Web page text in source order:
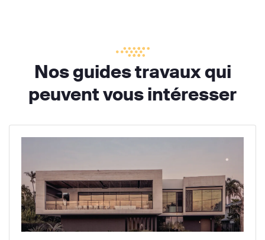
Nos guides travaux qui
peuvent vous intéresser